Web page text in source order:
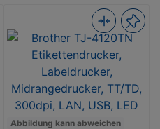
Abbildung kann abweichen